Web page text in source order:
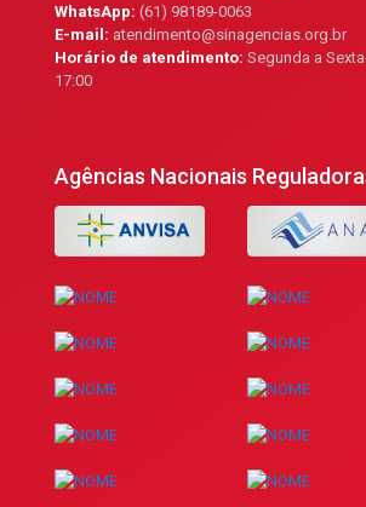
WhatsApp: (61) 98189-0063
E-mail: atendimento@sinagencias.org.br
Horário de atendimento: Segunda a
17:00
Agências Nacionais